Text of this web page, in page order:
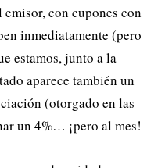
con cupones con
inmediatamente (pero
estamos, junto a la
aparece también un
(otorgado en las
un 4%… ¡pero al mes!